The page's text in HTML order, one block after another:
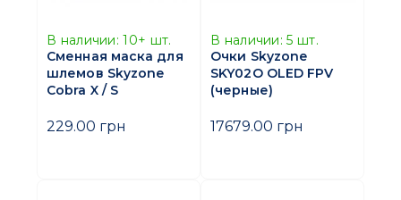
В наличии: 10+ шт.
Сменная маска для
шлемов Skyzone
Cobra X / S
229.00 грн
В наличии: 5 шт.
Очки Skyzone
SKY02O OLED FPV
(черные)
17679.00 грн